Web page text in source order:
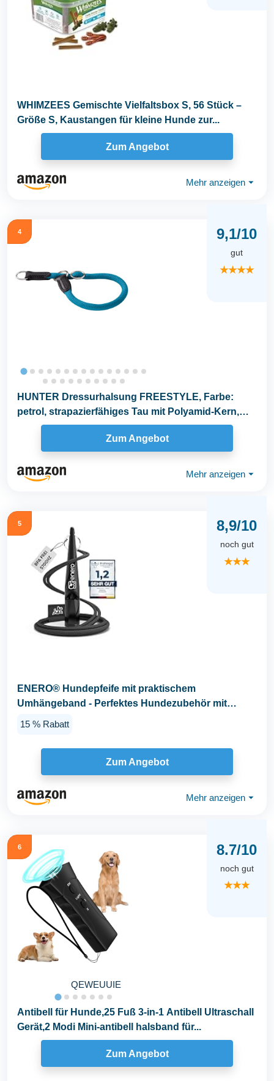
WHIMZEES Gemischte Vielfaltsbox S, 56 Stück –
Größe S, Kaustangen für kleine Hunde zur...
Zum Angebot
Mehr anzeigen ⏷
4 9,1/10
gut
★★★★
HUNTER Dressurhalsung FREESTYLE, Farbe:
petrol, strapazierfähiges Tau mit Polyamid-Kern,
weich...
Zum Angebot
Mehr anzeigen ⏷
5 8,9/10
noch gut
★★★
ENERO® Hundepfeife mit praktischem
Umhängeband - Perfektes Hundezubehör mit
15 % Rabatt
Zum Angebot
Mehr anzeigen ⏷
6
QEWEUUIE
8.7/10
noch gut
★★★
Antibell für Hunde,25 Fuß 3-in-1 Antibell Ultraschall
Gerät,2 Modi Mini-antibell halsband für...
Zum Angebot